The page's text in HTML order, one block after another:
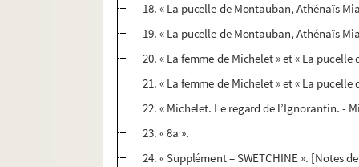
18. « La pucelle de Montauban, Athénaïs
19. « La pucelle de Montauban, Athénaïs
20. « La femme de Michelet » et « La
21. « La femme de Michelet » et « La
22. « Michelet. Le regard de l’Ignorantin. -
23. « 8a ».
24. « Supplément – SWETCHINE ». [Notes